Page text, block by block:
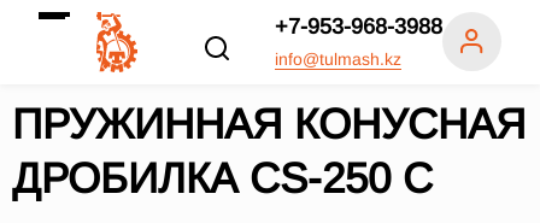
+7-953-968-3988
info@tulmash.kz
ПРУЖИННАЯ КОНУСНАЯ
ДРОБИЛКА СS-250 C